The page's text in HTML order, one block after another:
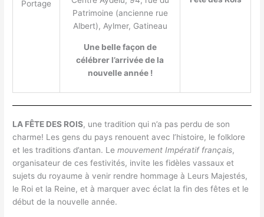
Patrimoine (ancienne rue
Albert), Aylmer, Gatineau
Une belle façon de
célébrer l’arrivée de la
nouvelle année !
LA FÊTE DES ROIS, une tradition qui n’a pas perdu de son
charme! Les gens du pays renouent avec l’histoire, le folklore
et les traditions d’antan. Lemouvement Impératif français,
organisateur de ces festivités, invite les fidèles vassaux et
sujets du royaume à venir rendre hommage à Leurs Majestés,
le Roi et la Reine, et à marquer avec éclat la fin des fêtes et le
début de la nouvelle année.